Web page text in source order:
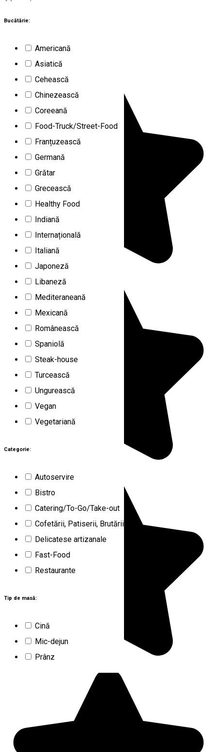
Bucătărie:
Americană
Asiatică
Cehească
Chinezească
Coreeană
Food-Truck/Street-Food
Franțuzească
Germană
Grătar
Grecească
Healthy Food
Indiană
Internațională
Italiană
Japoneză
Libaneză
Mediteraneană
Mexicană
Românească
Spaniolă
Steak-house
Turcească
Ungurească
Vegan
Vegetariană
Categorie:
Autoservire
Bistro
Catering/To-Go/Take-out
Cofetării, Patiserii, Brutării
Delicatese artizanale
Fast-Food
Restaurante
Tip de masă:
Cină
Mic-dejun
Prânz
64 rezultate
Braşov (BV)
Pizzeria Della Nonna